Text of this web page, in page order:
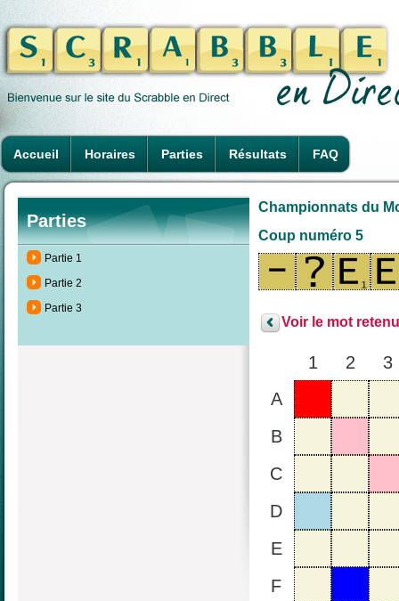
Accueil Horaires Parties Résultats FAQ
Parties
Partie 1
Partie 2
Partie 3
Championnats du
Coup numéro 5
Voir le mot
1 2
3
A
B
C
D
E
F